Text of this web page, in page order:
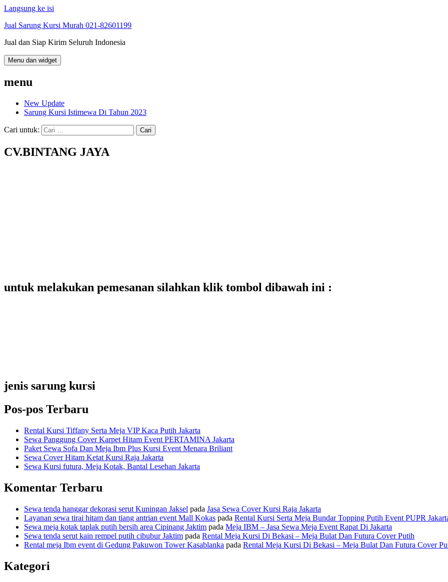
Langsung ke isi
Jual Sarung Kursi Murah 021-82601199
Jual dan Siap Kirim Seluruh Indonesia
Menu dan widget
menu
New Update
Sarung Kursi Istimewa Di Tahun 2023
Cari untuk:
CV.BINTANG JAYA
untuk melakukan pemesanan silahkan klik tombol dibawah ini :
jenis sarung kursi
Pos-pos Terbaru
Rental Kursi Tiffany Serta Meja VIP Kaca Putih Jakarta
Sewa Panggung Cover Karpet Hitam Event PERTAMINA Jakarta
Paket Sewa Sofa Dan Meja Ibm Plus Kursi Event Menara Briliant
Sewa Cover Hitam Ketat Kursi Raja Jakarta
Sewa Kursi futura, Meja Kotak, Bantal Lesehan Jakarta
Komentar Terbaru
Sewa tenda hanggar dekorasi serut Kuningan Jaksel pada Jasa Sewa Cover Kursi Raja Jakarta
Layanan sewa tirai hitam dan tiang antrian event Mall Kokas pada Rental Kursi Serta Meja Bundar Topping Putih Event PUPR
Sewa meja kotak taplak putih bersih area Cipinang Jaktim pada Meja IBM – Jasa Sewa Meja Event Rapat Di Jakarta
Sewa tenda serut kain rempel putih cibubur Jaktim pada Rental Meja Kursi Di Bekasi – Meja Bulat Dan Futura Cover Putih
Rental meja Ibm event di Gedung Pakuwon Tower Kasablanka pada Rental Meja Kursi Di Bekasi – Meja Bulat Dan Futura Cover
Kategori